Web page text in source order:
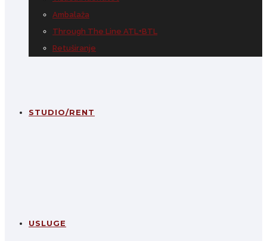
Ambalaža
Through The Line ATL+BTL
Retuširanje
STUDIO/RENT
USLUGE